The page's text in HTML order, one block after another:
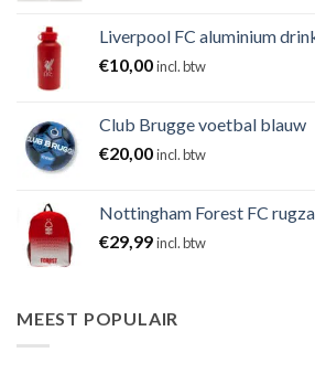
Liverpool FC aluminium
€10,00incl. btw
Club Brugge voetbal blauw
€20,00incl. btw
Nottingham Forest FC
€29,99incl. btw
MEEST POPULAIR